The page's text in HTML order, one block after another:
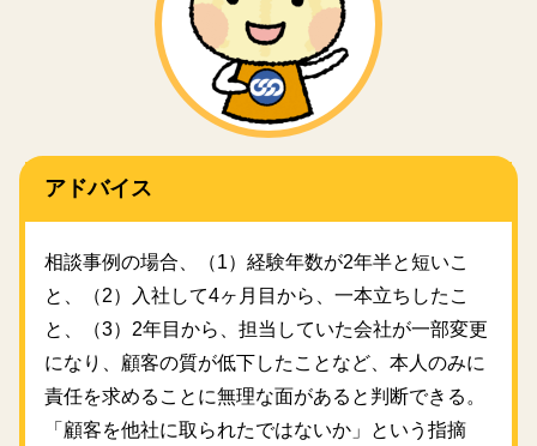
アドバイス
相談事例の場合、（1）経験年数が2年半と短いこ
と、（2）入社して4ヶ月目から、一本立ちしたこ
と、（3）2年目から、担当していた会社が一部変更
になり、顧客の質が低下したことなど、本人のみに
責任を求めることに無理な面があると判断できる。
「顧客を他社に取られたではないか」という指摘